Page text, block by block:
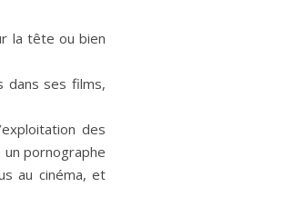
la tête ou bien
dans ses films,
des
pornographe
au cinéma, et